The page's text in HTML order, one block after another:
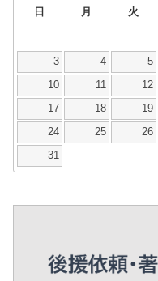
日 月 火
3 4 5
10 11 12
17 18 19
24 25 26
31